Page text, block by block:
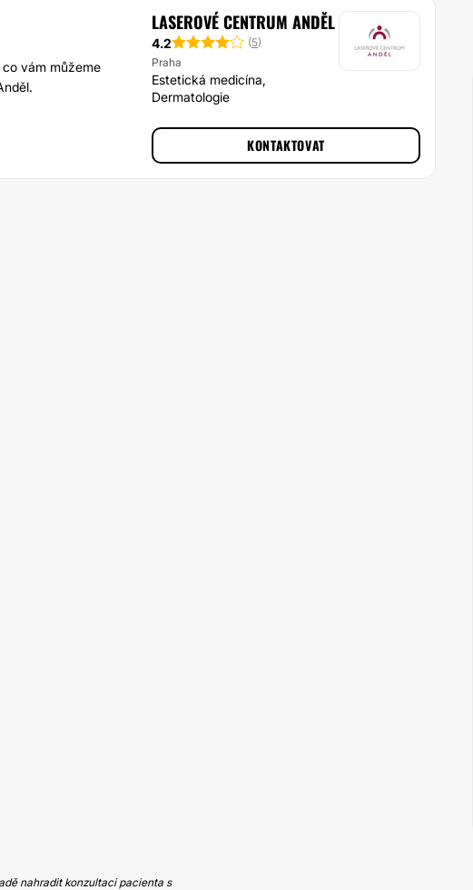
vám můžeme
LASEROVÉ CENTRUM ANDĚL
4.2 (5)
Praha
Estetická medicína,
Dermatologie
KONTAKTOVAT
nahradit konzultaci pacienta s